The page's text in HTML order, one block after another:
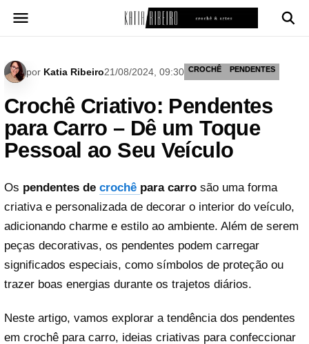
para
por Katia Ribeiro21/08/2024, 09:30 CROCHÊ PENDENTES
Crochê Criativo: Pendentes
para Carro – Dê um Toque
Pessoal ao Seu Veículo
Os pendentes de crochê para carro são uma forma
criativa e personalizada de decorar o interior do veículo,
adicionando charme e estilo ao ambiente. Além de serem
peças decorativas, os pendentes podem carregar
significados especiais, como símbolos de proteção ou
trazer boas energias durante os trajetos diários.
Neste artigo, vamos explorar a tendência dos pendentes
em crochê para carro, ideias criativas para confeccionar